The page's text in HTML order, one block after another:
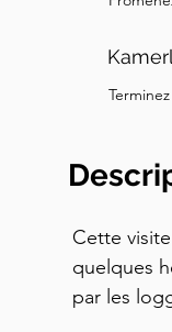
Cette
quelques
par les